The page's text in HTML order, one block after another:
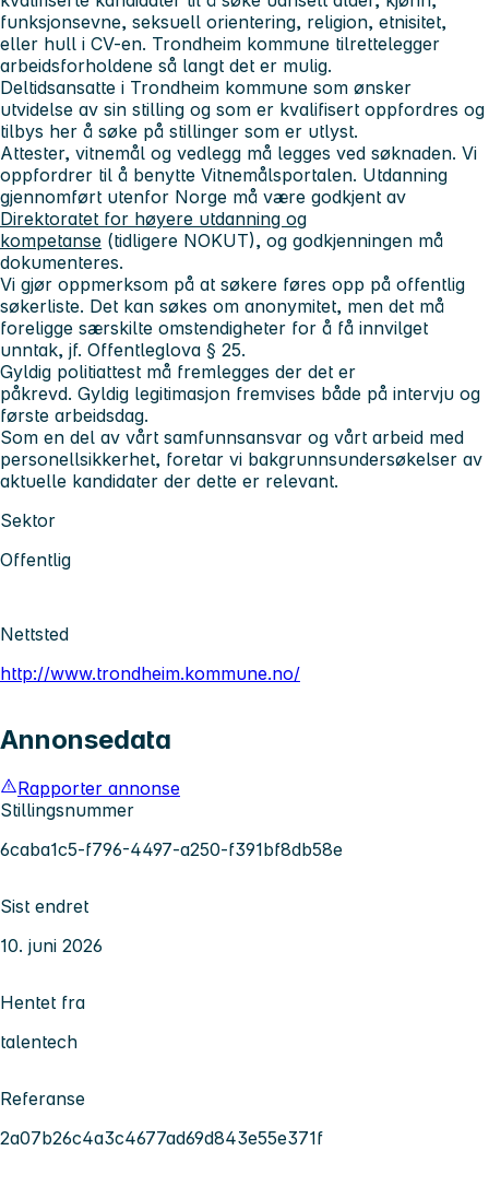
funksjonsevne, seksuell orientering, religion, etnisitet,
eller hull i CV-en. Trondheim kommune tilrettelegger
arbeidsforholdene så langt det er mulig.
Deltidsansatte i Trondheim kommune som ønsker
utvidelse av sin stilling og som er kvalifisert oppfordres og
tilbys her å søke på stillinger som er utlyst.
Attester, vitnemål og vedlegg må legges ved søknaden. Vi
oppfordrer til å benytte Vitnemålsportalen. Utdanning
gjennomført utenfor Norge må være godkjent av
Direktoratet for høyere utdanning og
kompetanse (tidligere NOKUT), og godkjenningen må
dokumenteres.
Vi gjør oppmerksom på at søkere føres opp på offentlig
søkerliste. Det kan søkes om anonymitet, men det må
foreligge særskilte omstendigheter for å få innvilget
unntak, jf. Offentleglova § 25.
Gyldig politiattest må fremlegges der det er
påkrevd. Gyldig legitimasjon fremvises både på intervju og
første arbeidsdag.
Som en del av vårt samfunnsansvar og vårt arbeid med
personellsikkerhet, foretar vi bakgrunnsundersøkelser av
aktuelle kandidater der dette er relevant.
Sektor
Offentlig
Nettsted
http://www.trondheim.kommune.no/
Annonsedata
Rapporter annonse
Stillingsnummer
6caba1c5-f796-4497-a250-f391bf8db58e
Sist endret
10. juni 2026
Hentet fra
talentech
Referanse
2a07b26c4a3c4677ad69d843e55e371f